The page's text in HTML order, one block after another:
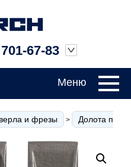
67-83
Меню
и фрезы > Долота по